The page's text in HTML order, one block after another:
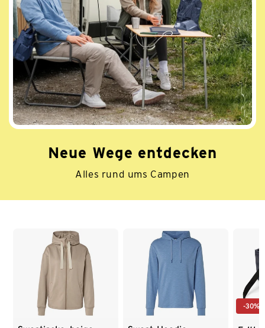
Neue Wege entdecken
Alles rund ums Campen
-30%